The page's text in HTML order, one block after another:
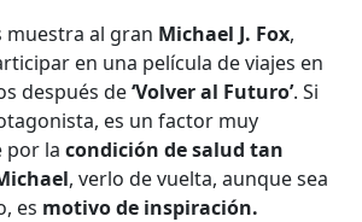
muestra al gran Michael J. Fox,
en una película de viajes en
después de‘Volver al Futuro’. Si
es un factor muy
por lacondición de salud tan
, verlo de vuelta, aunque sea
es motivo de inspiración.